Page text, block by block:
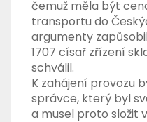
čemuž měla být
transportu do
argumenty
1707 císař zřízení
schválil.
K zahájení provozu
správce, který byl
a musel proto složit